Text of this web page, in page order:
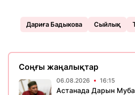
Дариға Бадыкова Сыйлық
Соңғы жаңалықтар
06.08.2026 16:15
Астанада Дарын